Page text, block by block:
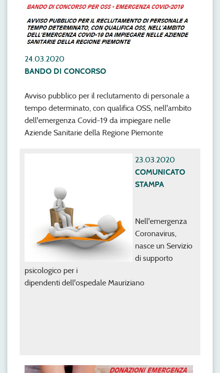
24.03.2020
BANDO DI CONCORSO
Avviso pubblico per il reclutamento di personale a
tempo determinato, con qualifica OSS, nell'ambito
dell'emergenza Covid-19 da impiegare nelle
Aziende Sanitarie della Regione Piemonte
23.03.2020
COMUNICATO
STAMPA
Nell'emergenza
Coronavirus,
nasce un Servizio
di supporto
psicologico per i
dipendenti dell'ospedale Mauriziano